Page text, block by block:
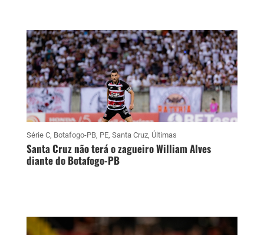
Série C, Botafogo-PB, PE, Santa Cruz, Últimas
Santa Cruz não terá o zagueiro William Alves
diante do Botafogo-PB